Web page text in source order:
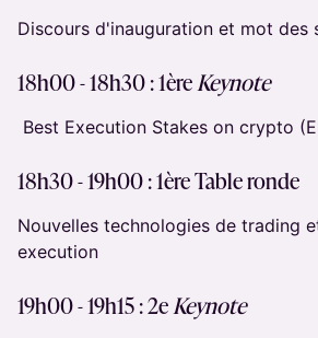
​Discours d'inauguration et mot des
18h00 - 18h30 : 1èreKeynote
Best Execution Stakes on crypto
18h30 - 19h00 :1ère Table ronde
Nouvelles technologies de trading
execution
19h00 - 19h15 : 2eKeynote